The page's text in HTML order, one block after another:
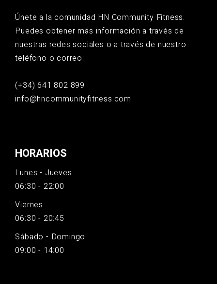
Únete a la comunidad HN Community Fitness.
Puedes obtener más información a través de
nuestras redes sociales o a través de nuestro
teléfono o correo:
(+34) 641 802 899
info@hncommunityfitness.com
HORARIOS
Lunes - Jueves
06:30 - 22:00
Viernes
06:30 - 20:45
Sábado - Domingo
09:00 - 14:00